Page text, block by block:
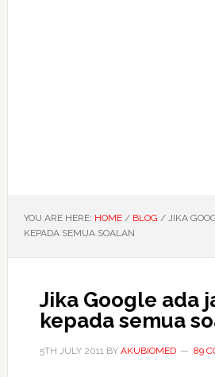
YOU ARE HERE: HOME / BLOG /JIKA
KEPADA SEMUA SOALAN
Jika Google ada
kepada semua
5TH JULY 2011BY AKUBIOMED 89